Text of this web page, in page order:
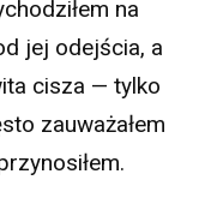
na
jej odejścia, a
cisza — tylko
zauważałem